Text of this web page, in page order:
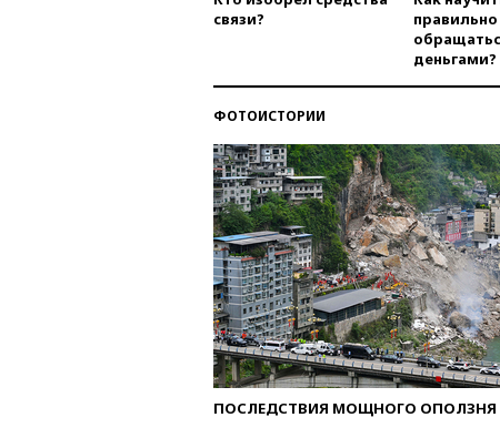
связи?
правильно
деньгами?
ФОТОИСТОРИИ
ПОСЛЕДСТВИЯ МОЩНОГО ОПОЛЗНЯ